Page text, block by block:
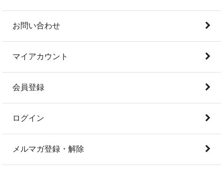
お問い合わせ
マイアカウント
会員登録
ログイン
メルマガ登録・解除